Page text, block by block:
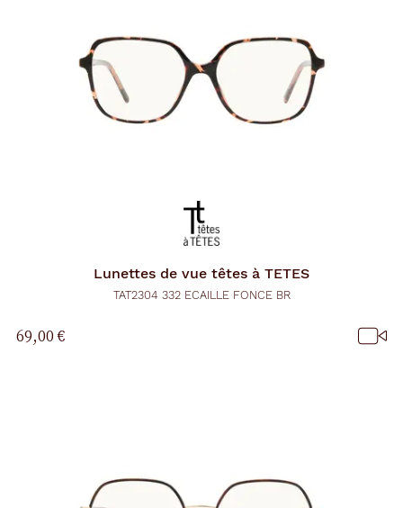
Lunettes de vue têtes à TETES
TAT2304 332 ECAILLE FONCE BR
69,00 €